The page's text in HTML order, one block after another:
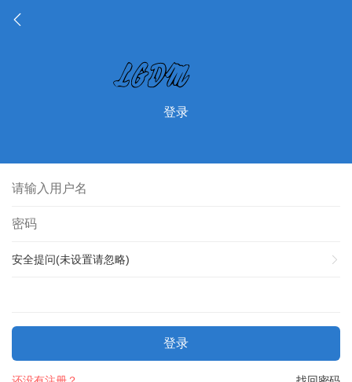
登录
安全提问(未设置请忽略)
登录